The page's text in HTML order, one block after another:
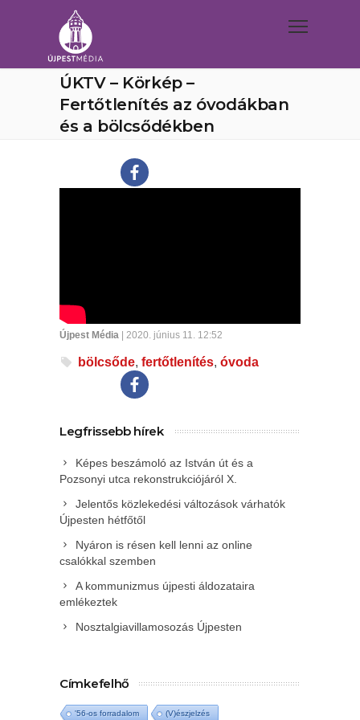
ÚKTV – Körkép –
Fertőtlenítés az óvodákban
és a bölcsődékben
Újpest Média | 2020. június 11. 12:52
bölcsőde, fertőtlenítés, óvoda
Legfrissebb hírek
Képes beszámoló az István út és a
Pozsonyi utca rekonstrukciójáról X.
Jelentős közlekedési változások várhatók
Újpesten hétfőtől
Nyáron is résen kell lenni az online
csalókkal szemben
A kommunizmus újpesti áldozataira
emlékeztek
Nosztalgiavillamosozás Újpesten
Címkefelhő
'56-os forradalom (V)észjelzés